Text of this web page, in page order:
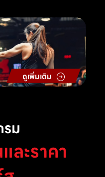
ดูเพิ่มเติม
รม
ละราคา